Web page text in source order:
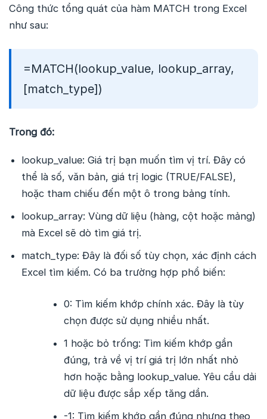
Công thức tổng quát của hàm MATCH trong Excel
như sau:
=MATCH(lookup_value, lookup_array,
[match_type])
Trong đó:
lookup_value: Giá trị bạn muốn tìm vị trí. Đây có
thể là số, văn bản, giá trị logic (TRUE/FALSE),
hoặc tham chiếu đến một ô trong bảng tính.
lookup_array: Vùng dữ liệu (hàng, cột hoặc mảng)
mà Excel sẽ dò tìm giá trị.
match_type: Đây là đối số tùy chọn, xác định cách
Excel tìm kiếm. Có ba trường hợp phổ biến:
0: Tìm kiếm khớp chính xác. Đây là tùy
chọn được sử dụng nhiều nhất.
1 hoặc bỏ trống: Tìm kiếm khớp gần
đúng, trả về vị trí giá trị lớn nhất nhỏ
hơn hoặc bằng lookup_value. Yêu cầu dải
dữ liệu được sắp xếp tăng dần.
-1: Tìm kiếm khớp gần đúng nhưng theo